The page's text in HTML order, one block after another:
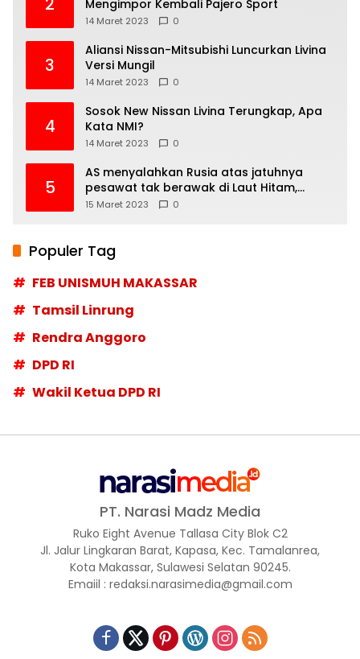
Mengimpor Kembali Pajero Sport
14 Maret 2023 0
3
Aliansi Nissan-Mitsubishi Luncurkan Livina
Versi Mungil
14 Maret 2023 0
4
Sosok New Nissan Livina Terungkap, Apa
Kata NMI?
14 Maret 2023 0
5
AS menyalahkan Rusia atas jatuhnya
pesawat tak berawak di Laut Hitam,
Moskow menyangkal
15 Maret 2023 0
Populer Tag
FEB UNISMUH MAKASSAR
Tamsil Linrung
Rendra Anggoro
DPD RI
Wakil Ketua DPD RI
PT. Narasi Madz Media
Ruko Eight Avenue Tallasa City Blok C2
Jl. Jalur Lingkaran Barat, Kapasa, Kec. Tamalanrea,
Kota Makassar, Sulawesi Selatan 90245.
Emaiil : redaksi.narasimedia@gmail.com